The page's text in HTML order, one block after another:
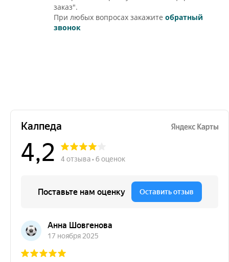
заказ".
При любых вопросах закажите обратный
звонок